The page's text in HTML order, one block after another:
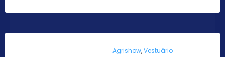
Agrishow,Vestuário